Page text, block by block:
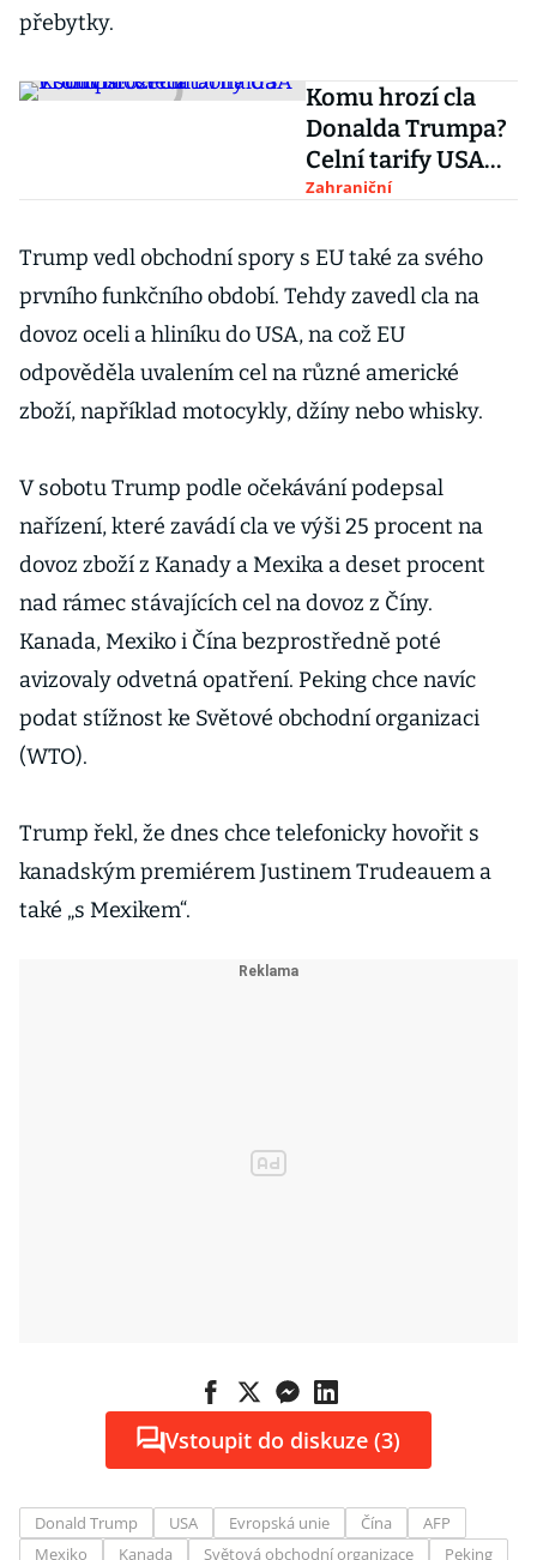
přebytky.
Komu hrozí cla
Donalda Trumpa?
Celní tarify USA
v souvislostech
Zahraniční
Trump vedl obchodní spory s EU také za svého
prvního funkčního období. Tehdy zavedl cla na
dovoz oceli a hliníku do USA, na což EU
odpověděla uvalením cel na různé americké
zboží, například motocykly, džíny nebo whisky.
V sobotu Trump podle očekávání podepsal
nařízení, které zavádí cla ve výši 25 procent na
dovoz zboží z Kanady a Mexika a deset procent
nad rámec stávajících cel na dovoz z Číny.
Kanada, Mexiko i Čína bezprostředně poté
avizovaly odvetná opatření. Peking chce navíc
podat stížnost ke Světové obchodní organizaci
(WTO).
Trump řekl, že dnes chce telefonicky hovořit s
kanadským premiérem Justinem Trudeauem a
také „s Mexikem“.
Vstoupit do diskuze (3)
Donald Trump USA Evropská unie Čína
AFP
Mexiko
Kanada Světová obchodní organizace Peking